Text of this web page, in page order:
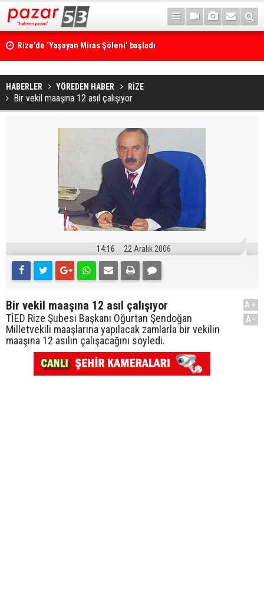
Rize’de ‘Yaşayan Miras Şöleni’ başladı
HABERLER YÖREDEN HABER RİZE
Bir vekil maaşına 12 asıl çalışıyor
14:16 22 Aralık 2006
Bir vekil maaşına 12 asıl çalışıyor
TİED Rize Şubesi Başkanı Oğurtan Şendoğan
Milletvekili maaşlarına yapılacak zamlarla bir vekilin
maaşına 12 asılın çalışacağını söyledi.
A+
A-